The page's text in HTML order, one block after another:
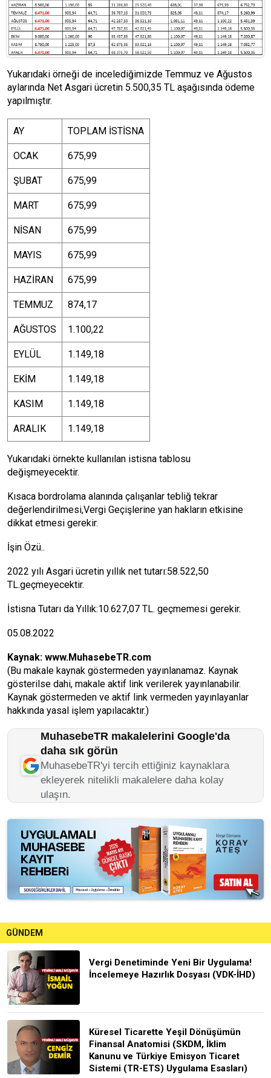
Yukarıdaki örneği de incelediğimizde Temmuz ve Ağustos
aylarında Net Asgari ücretin 5.500,35 TL aşağısında ödeme
yapılmıştır.
AY TOPLAM İSTİSNA
OCAK 675,99
ŞUBAT 675,99
MART 675,99
NİSAN 675,99
MAYIS 675,99
HAZİRAN 675,99
TEMMUZ 874,17
AĞUSTOS 1.100,22
EYLÜL 1.149,18
EKİM 1.149,18
KASIM 1.149,18
ARALIK 1.149,18
Yukarıdaki örnekte kullanılan istisna tablosu
değişmeyecektir.
Kısaca bordrolama alanında çalışanlar tebliğ tekrar
değerlendirilmesi,Vergi Geçişlerine yan hakların etkisine
dikkat etmesi gerekir.
İşin Özü..
2022 yılı Asgari ücretin yıllık net tutarı:58.522,50
TL.geçmeyecektir.
İstisna Tutarı da Yıllık:10.627,07 TL. geçmemesi gerekir.
05.08.2022
Kaynak: www.MuhasebeTR.com
(Bu makale kaynak göstermeden yayınlanamaz. Kaynak
gösterilse dahi, makale aktif link verilerek yayınlanabilir.
Kaynak göstermeden ve aktif link vermeden yayınlayanlar
hakkında yasal işlem yapılacaktır.)
MuhasebeTR makalelerini Google'da
daha sık görün
MuhasebeTR'yi tercih ettiğiniz kaynaklara
ekleyerek nitelikli makalelere daha kolay
ulaşın.
GÜNDEM
Vergi Denetiminde Yeni Bir Uygulama!
İncelemeye Hazırlık Dosyası (VDK-İHD)
Küresel Ticarette Yeşil Dönüşümün
Finansal Anatomisi (SKDM, İklim
Kanunu ve Türkiye Emisyon Ticaret
Sistemi (TR-ETS) Uygulama Esasları)